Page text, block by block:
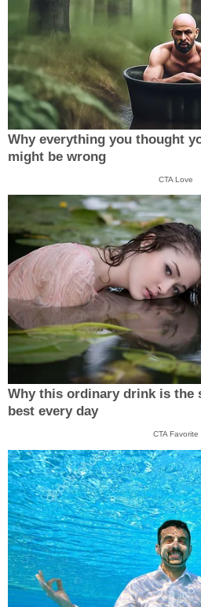
Why everything you thought
might be wrong
CTA Love
Why this ordinary drink is the
best every day
CTA Favorite